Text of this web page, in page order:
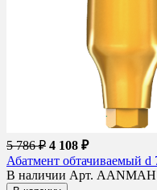
5 786 ₽ 4 108 ₽
Абатмент обтачиваемый
В наличии Арт.